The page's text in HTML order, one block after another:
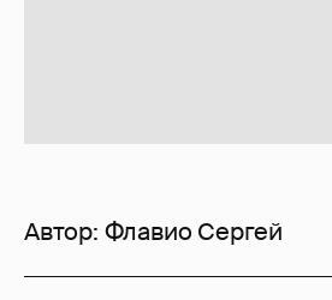
Автор: Флавио Сергей